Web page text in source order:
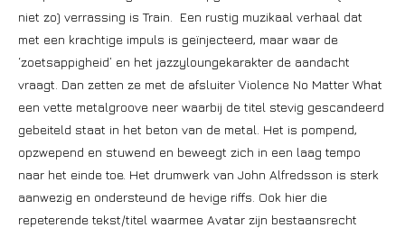
niet zo) verrassing is Train. Een rustig muzikaal verhaal dat
met een krachtige impuls is geïnjecteerd, maar waar de
‘zoetsappigheid’ en het jazzyloungekarakter de aandacht
vraagt. Dan zetten ze met de afsluiter Violence No Matter What
een vette metalgroove neer waarbij de titel stevig gescandeerd
gebeiteld staat in het beton van de metal. Het is pompend,
opzwepend en stuwend en beweegt zich in een laag tempo
naar het einde toe. Het drumwerk van John Alfredsson is sterk
aanwezig en ondersteund de hevige riffs. Ook hier die
repeterende tekst/titel waarmee Avatar zijn bestaansrecht